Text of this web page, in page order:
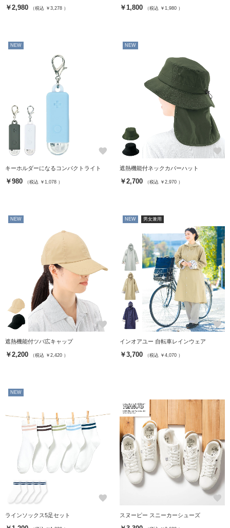
￥2,980 （税込 ￥3,278 ） ￥1,800 （税込 ￥1,980 ）
NEW
favorite
キーホルダーになるコンパクトライト
￥980 （税込 ￥1,078 ）
NEW
favorite
遮熱機能付ネックカバーハット
￥2,700 （税込 ￥2,970 ）
NEW
favorite
遮熱機能付ツバ広キャップ
￥2,200 （税込 ￥2,420 ）
NEW 男女兼用
favorite
インオアユー 自転車レインウェア
￥3,700 （税込 ￥4,070 ）
NEW
favorite
ラインソックス5足セット
favorite
スヌーピー スニーカーシューズ